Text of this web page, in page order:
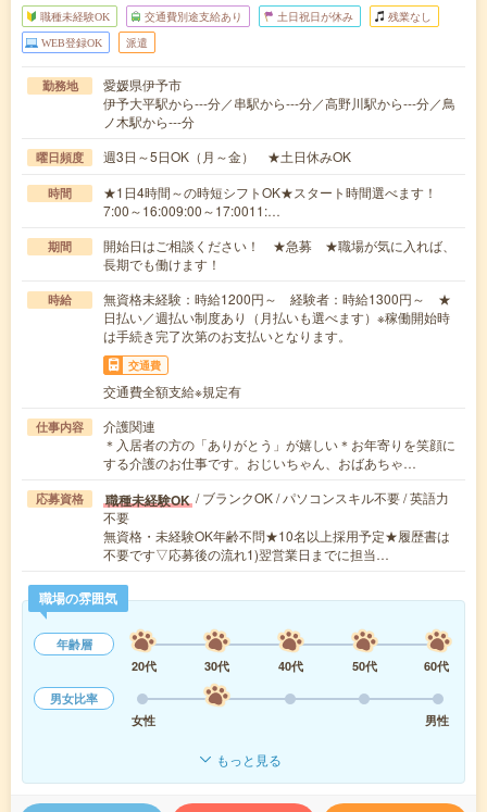
職種未経験OK 交通費別途支給あり 土日祝日が休み 残業なし
WEB登録OK 派遣
勤務地
愛媛県伊予市
伊予大平駅から---分／串駅から---分／高野川駅から---分／鳥
ノ木駅から---分
曜日頻度 週3日～5日OK（月～金） ★土日休みOK
時間
★1日4時間～の時短シフトOK★スタート時間選べます！
7:00～16:009:00～17:0011:…
期間
開始日はご相談ください！ ★急募 ★職場が気に入れば、
長期でも働けます！
時給
無資格未経験：時給1200円～ 経験者：時給1300円～ ★
日払い／週払い制度あり（月払いも選べます）※稼働開始時
は手続き完了次第のお支払いとなります。
交通費
交通費全額支給※規定有
仕事内容
介護関連
＊入居者の方の「ありがとう」が嬉しい＊お年寄りを笑顔に
する介護のお仕事です。おじいちゃん、おばあちゃ…
応募資格 職種未経験OK / ブランクOK / パソコンスキル不要 / 英語力
不要
無資格・未経験OK年齢不問★10名以上採用予定★履歴書は
不要です▽応募後の流れ1)翌営業日までに担当…
職場の雰囲気
年齢層
20代
30代 40代 50代
60代
男女比率
女性
男性
もっと見る